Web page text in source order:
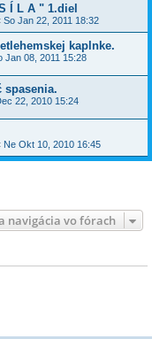
Í L A " 1.diel
So Jan 22, 2011 18:32
kaplnke.
Jan 08, 2011 15:28
spasenia.
22, 2010 15:24
Ne Okt 10, 2010 16:45
navigácia vo fórach